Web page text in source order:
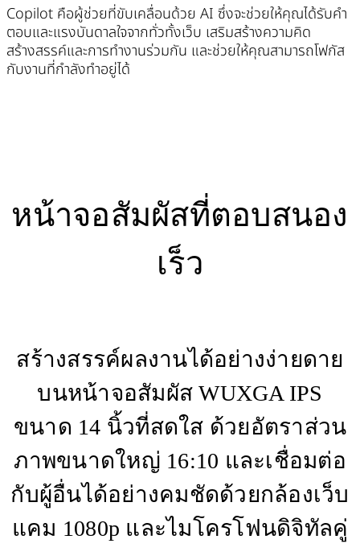
Copilot คือผู้ช่วยที่ขับเคลื่อนด้วย AI ซึ่งจะช่วยให้คุณได้รับคำ
ตอบและแรงบันดาลใจจากทั่วทั้งเว็บ เสริมสร้างความคิด
สร้างสรรค์และการทำงานร่วมกัน และช่วยให้คุณสามารถโฟกัส
กับงานที่กำลังทำอยู่ได้
หน้าจอสัมผัสที่ตอบสนอง
เร็ว
สร้างสรรค์ผลงานได้อย่างง่ายดาย
บนหน้าจอสัมผัส WUXGA IPS
ขนาด 14 นิ้วที่สดใส ด้วยอัตราส่วน
ภาพขนาดใหญ่ 16:10 และเชื่อมต่อ
กับผู้อื่นได้อย่างคมชัดด้วยกล้องเว็บ
แคม 1080p และไมโครโฟนดิจิทัลคู่